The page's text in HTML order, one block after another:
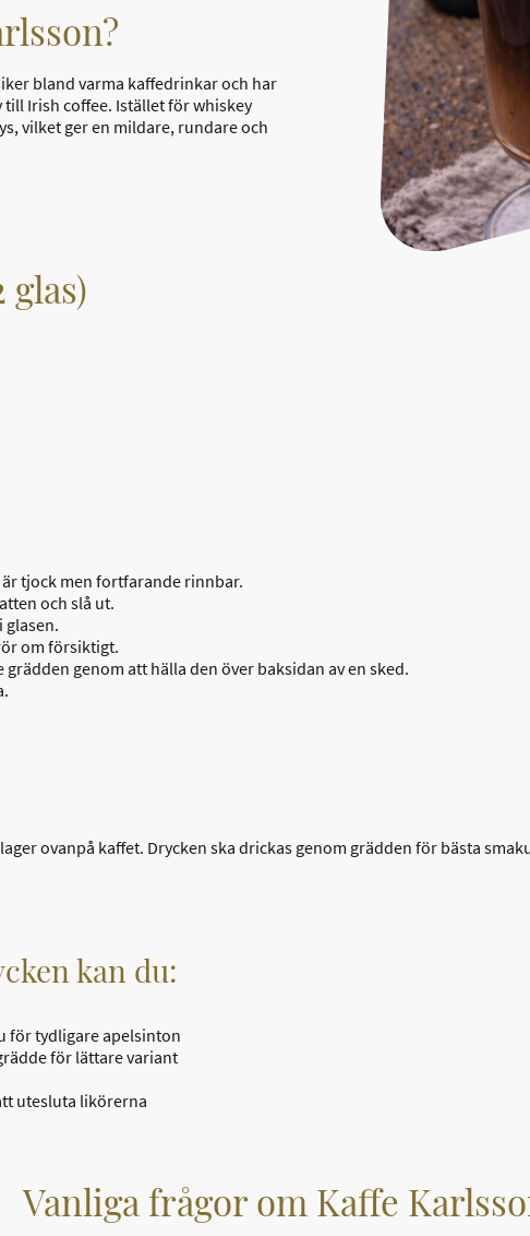
bland varma kaffedrinkar och har
Irish coffee. Istället för whiskey
vilket ger en mildare, rundare och
tjock men fortfarande rinnbar.
och slå ut.
glasen.
om försiktigt.
genom att hälla den över baksidan av en sked.
ovanpå kaffet. Drycken ska drickas genom grädden för bästa
kan du:
för tydligare apelsinton
för lättare variant
utesluta likörerna
Vanliga frågor om Kaffe